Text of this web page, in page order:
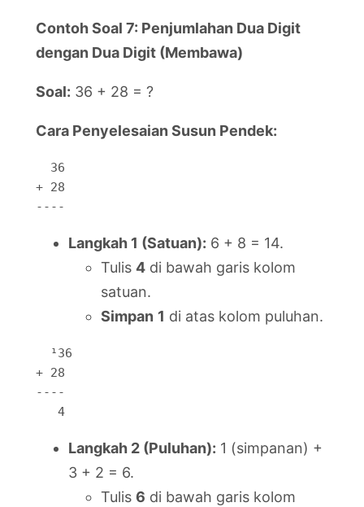
Contoh Soal 7: Penjumlahan Dua Digit
dengan Dua Digit (Membawa)
Soal: 36 + 28 = ?
Cara Penyelesaian Susun Pendek:
  36
+ 28
----
Langkah 1 (Satuan): 6 + 8 = 14.
Tulis 4 di bawah garis kolom
satuan.
Simpan 1 di atas kolom puluhan.
  ¹36
+ 28
----
   4
Langkah 2 (Puluhan): 1 (simpanan) +
3 + 2 = 6.
Tulis 6 di bawah garis kolom